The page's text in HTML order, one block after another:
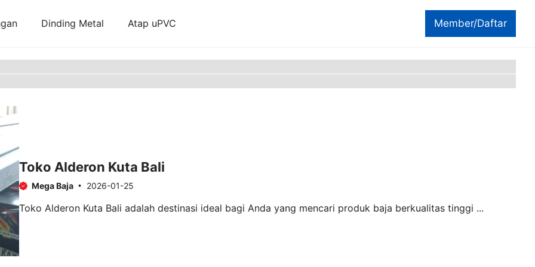
Member/Daftar
Dinding Metal Atap uPVC
Toko Alderon Kuta Bali
Mega Baja 2026-01-25
Toko Alderon Kuta Bali adalah destinasi ideal bagi Anda yang mencari produk baja berkualitas tinggi ...